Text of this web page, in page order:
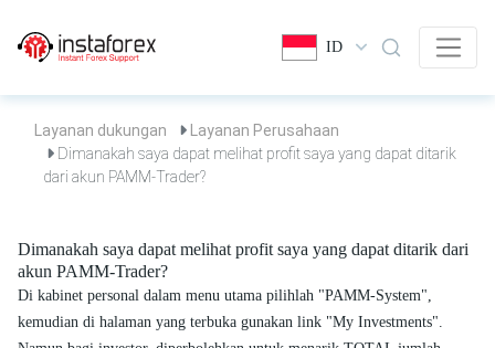
ID
Layanan dukungan
Layanan Perusahaan
Dimanakah saya dapat melihat profit saya yang dapat ditarik
dari akun PAMM-Trader?
Dimanakah saya dapat melihat profit saya yang dapat ditarik dari
akun PAMM-Trader?
Di kabinet personal dalam menu utama pilihlah "PAMM-System",
kemudian di halaman yang terbuka gunakan link "My Investments".